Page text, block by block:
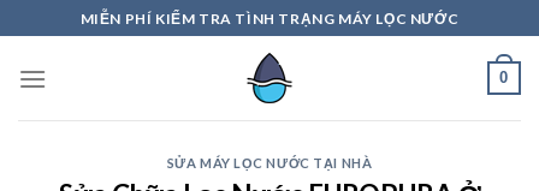
to
content
MIỄN PHÍ KIỂM TRA TÌNH TRẠNG MÁY LỌC NƯỚC
0
SỬA MÁY LỌC NƯỚC TẠI NHÀ